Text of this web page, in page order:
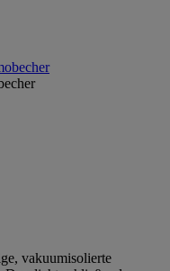
vakuumisolierte